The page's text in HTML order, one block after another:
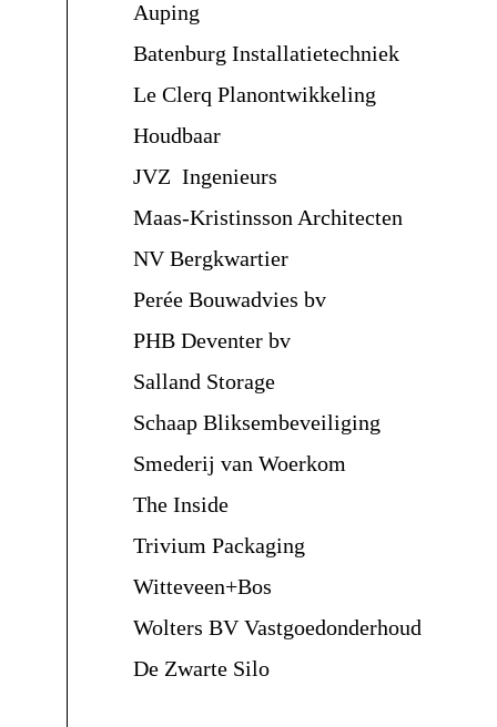
Auping
Batenburg Installatietechniek
Le Clerq Planontwikkeling
Houdbaar
JVZ Ingenieurs
Maas-Kristinsson Architecten
NV Bergkwartier
Perée Bouwadvies bv
PHB Deventer bv
Salland Storage
Schaap Bliksembeveiliging
Smederij van Woerkom
The Inside
Trivium Packaging
Witteveen+Bos
Wolters BV Vastgoedonderhoud
De Zwarte Silo